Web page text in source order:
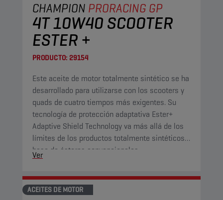
CHAMPION PRORACING GP
4T 10W40 SCOOTER
ESTER +
PRODUCTO: 29154
Este aceite de motor totalmente sintético se ha
desarrollado para utilizarse con los scooters y
quads de cuatro tiempos más exigentes. Su
tecnología de protección adaptativa Ester+
Adaptive Shield Technology va más allá de los
límites de los productos totalmente sintéticos a
base de ésteres convencionales.
Ver
ACEITES DE MOTOR